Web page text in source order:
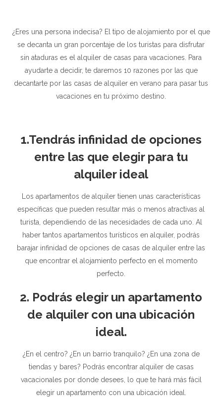
¿Eres una persona indecisa? El tipo de alojamiento por el que
se decanta un gran porcentaje de los turistas para disfrutar
sin ataduras es el alquiler de casas para vacaciones. Para
ayudarte a decidir, te daremos 10 razones por las que
decantarte por las casas de alquiler en verano para pasar tus
vacaciones en tu próximo destino.
1.Tendrás infinidad de opciones
entre las que elegir para tu
alquiler ideal
Los apartamentos de alquiler tienen unas características
específicas que pueden resultar más o menos atractivas al
turista, dependiendo de las necesidades de cada uno. Al
haber tantos apartamentos turísticos en alquiler, podrás
barajar infinidad de opciones de casas de alquiler entre las
que encontrar el alojamiento perfecto en el momento
perfecto.
2. Podrás elegir un apartamento
de alquiler con una ubicación
ideal.
¿En el centro? ¿En un barrio tranquilo? ¿En una zona de
tiendas y bares? Podrás encontrar alquiler de casas
vacacionales por donde desees, lo que te hará más fácil
elegir un apartamento con una ubicación ideal.